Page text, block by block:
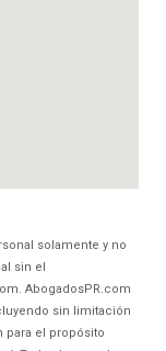
solamente y no
sin el
AbogadosPR.com
sin limitación
para el propósito